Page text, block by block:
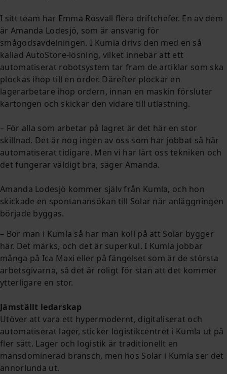
I sitt team har Emma Rosvall flera driftchefer. En av dem
är Amanda Lodesjö, som är ansvarig för
smågodsavdelningen. I Kumla drivs den med en så
kallad AutoStore-lösning, vilket innebär att ett
automatiserat robotsystem tar fram de artiklar som ska
plockas ihop till en order. Därefter plockar en
lagerarbetare ihop ordern, innan en maskin försluter
kartongen och skickar den vidare till utlastning.
– För alla som arbetar på lagret är det här en stor
skillnad. Det är nog ingen av oss som har jobbat så här
automatiserat tidigare. Men vi har lärt oss tekniken och
det fungerar väldigt bra, säger Amanda.
Amanda Lodesjö kommer själv från Kumla, och hon
skickade en spontanansökan till Solar när anläggningen
började byggas.
– Bor man i Kumla så har man koll på att Solar bygger
här. Det märks, och det är superkul. I Kumla jobbar
många på Ica Maxi eller på fängelset som är de största
arbetsgivarna, så det är roligt för stan att det kommer
ytterligare en stor.
Jämställt ledarskap
Utöver att vara ett hypermodernt, digitaliserat och
automatiserat lager, sticker logistikcentret i Kumla ut på
fler sätt. Lager och logistik är traditionellt en
mansdominerad bransch, men hos Solar i Kumla ser det
annorlunda ut.